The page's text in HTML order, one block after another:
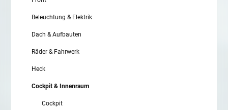
Beleuchtung & Elektrik
Dach & Aufbauten
Räder & Fahrwerk
Heck
Cockpit & Innenraum
Cockpit